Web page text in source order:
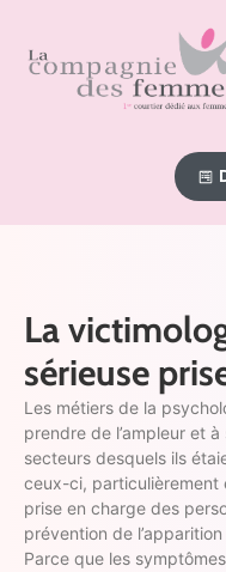
La
sérieuse
Les métiers de la
prendre de l’ampleur et
secteurs desquels ils
ceux-ci, particulièrement
prise en charge des
prévention de
Parce que les